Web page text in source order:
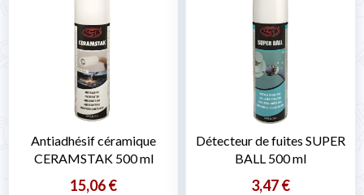
Antiadhésif céramique
CERAMSTAK 500 ml
15,06 €
Détecteur de fuites SUPER
BALL 500 ml
3,47 €